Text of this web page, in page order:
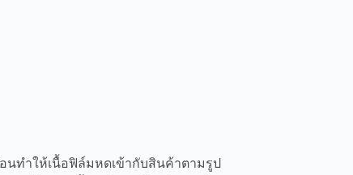
นทำให้เนื้อฟิล์มหดเข้ากับสินค้าตามรูป